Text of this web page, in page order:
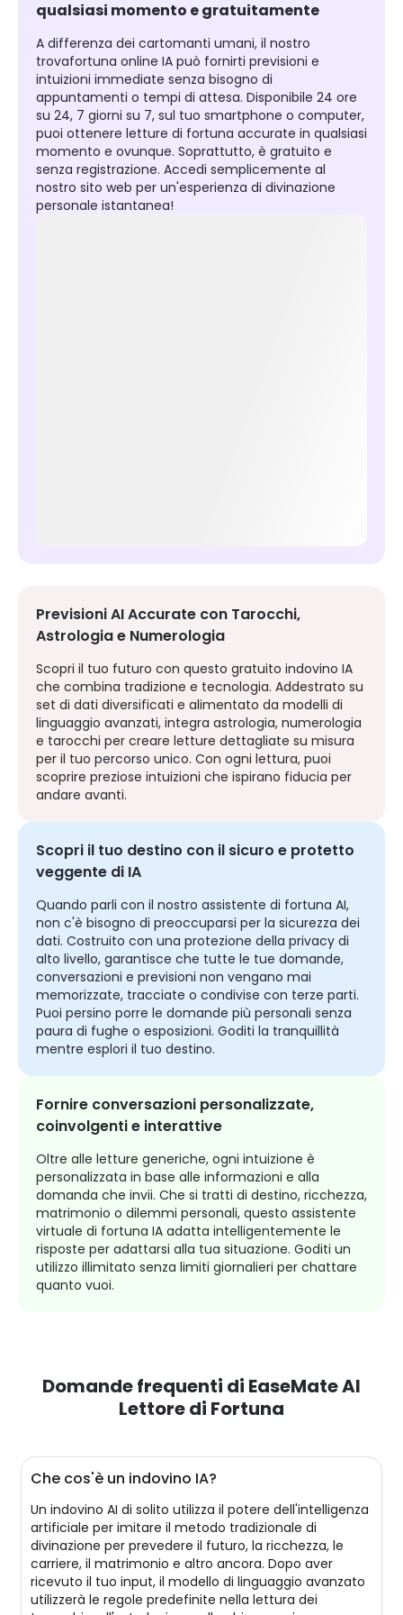
qualsiasi momento e gratuitamente
A differenza dei cartomanti umani, il nostro
trovafortuna online IA può fornirti previsioni e
intuizioni immediate senza bisogno di
appuntamenti o tempi di attesa. Disponibile 24 ore
su 24, 7 giorni su 7, sul tuo smartphone o computer,
puoi ottenere letture di fortuna accurate in qualsiasi
momento e ovunque. Soprattutto, è gratuito e
senza registrazione. Accedi semplicemente al
nostro sito web per un'esperienza di divinazione
personale istantanea!
Previsioni AI Accurate con Tarocchi,
Astrologia e Numerologia
Scopri il tuo futuro con questo gratuito indovino IA
che combina tradizione e tecnologia. Addestrato su
set di dati diversificati e alimentato da modelli di
linguaggio avanzati, integra astrologia, numerologia
e tarocchi per creare letture dettagliate su misura
per il tuo percorso unico. Con ogni lettura, puoi
scoprire preziose intuizioni che ispirano fiducia per
andare avanti.
Scopri il tuo destino con il sicuro e protetto
veggente di IA
Quando parli con il nostro assistente di fortuna AI,
non c'è bisogno di preoccuparsi per la sicurezza dei
dati. Costruito con una protezione della privacy di
alto livello, garantisce che tutte le tue domande,
conversazioni e previsioni non vengano mai
memorizzate, tracciate o condivise con terze parti.
Puoi persino porre le domande più personali senza
paura di fughe o esposizioni. Goditi la tranquillità
mentre esplori il tuo destino.
Fornire conversazioni personalizzate,
coinvolgenti e interattive
Oltre alle letture generiche, ogni intuizione è
personalizzata in base alle informazioni e alla
domanda che invii. Che si tratti di destino, ricchezza,
matrimonio o dilemmi personali, questo assistente
virtuale di fortuna IA adatta intelligentemente le
risposte per adattarsi alla tua situazione. Goditi un
utilizzo illimitato senza limiti giornalieri per chattare
quanto vuoi.
Domande frequenti di EaseMate AI
Lettore di Fortuna
Che cos'è un indovino IA?
Un indovino AI di solito utilizza il potere dell'intelligenza
artificiale per imitare il metodo tradizionale di
divinazione per prevedere il futuro, la ricchezza, le
carriere, il matrimonio e altro ancora. Dopo aver
ricevuto il tuo input, il modello di linguaggio avanzato
utilizzerà le regole predefinite nella lettura dei